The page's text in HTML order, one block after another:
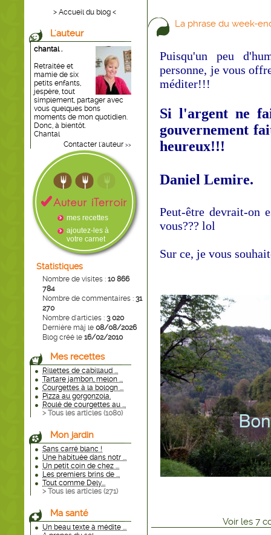
> Accueil du blog <
L'auteur
chantal .
Retraitée et
mamie de six
petits enfants,
jespère, tout
simplement, partager avec
vous quelques bons
moments de mon quotidien.
Donc, à bientôt.
Chantal
Contacter l'auteur >>
mes recettes
ajoutez-les à
votre carnet
Statistiques
Nombre de visites : 10 866
784
Nombre de commentaires : 31
270
Nombre d'articles : 3 020
Dernière màj le 08/08/2026
Blog créé le 16/02/2010
Mes recettes
Rillettes de cabillaud ...
Tartare jambon, melon ...
Courgettes à la bologn ...
Pizza au gorgonzola.
Roulé de courgettes au ...
> Tous les articles (1080)
Mon jardin
Sans carré blanc !
Une habituée dans notr ...
Un petit coin de chez ...
Les premiers brins de ...
Tout comme Dely...
> Tous les articles (271)
Ma santé
Un beau texte à médite ...
La phrase du week-
Puisqu'un peu
personne, je vous
méditer!!!
Si l'argent ne
gouvernement
heureux!!!
Daniel Lemire.
Peut-être devrait-on
vous??? lol
Sur ce, je vous
Voir les 7